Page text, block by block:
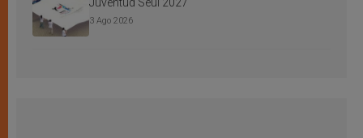
Juventud Seúl 2027
3 Ago 2026